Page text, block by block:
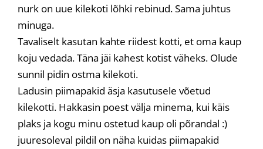
nurk on uue kilekoti lõhki rebinud. Sama juhtus
minuga.
Tavaliselt kasutan kahte riidest kotti, et oma kaup
koju vedada. Täna jäi kahest kotist väheks. Olude
sunnil pidin ostma kilekoti.
Ladusin piimapakid äsja kasutusele võetud
kilekotti. Hakkasin poest välja minema, kui käis
plaks ja kogu minu ostetud kaup oli põrandal :)
juuresoleval pildil on näha kuidas piimapakid